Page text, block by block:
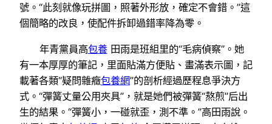
號。“此刻就像玩拼圖，照著外形放，確定不會錯。”這
個簡略的改良，使配件拆卸過錯率降為零。
年青黨員高包養田雨是班組里的“毛病偵察”。她
有一本厚厚的筆記，里面貼滿方便貼、畫滿表示圖，記
載著各類“疑問雜癥包養網”的剖析經過歷程息爭決方
式。“彈簧丈量公用夾具”，就是她們被彈簧“熬煎”后出
生的結果。“彈簧小，一碰就歪，測不準。”高田雨說。